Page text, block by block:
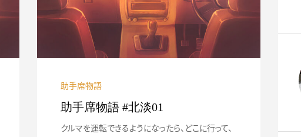
助手席物語
助手席物語 #北淡01
クルマを運転できるようになったら、どこに行って、